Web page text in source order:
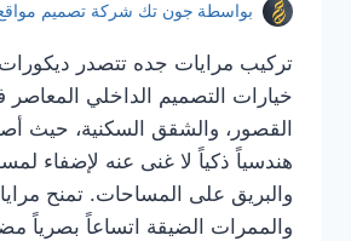
بواسطة جون تك شركة تصميم
تركيب مرايات جده تتصدر
خيارات التصميم الداخلي المعاصر
القصور، والشقق السكنية، حيث
هندسياً ذكياً لا غنى عنه لإضفاء
والبريق على المساحات. تمنح
والممرات الضيقة اتساعاً بصرياً